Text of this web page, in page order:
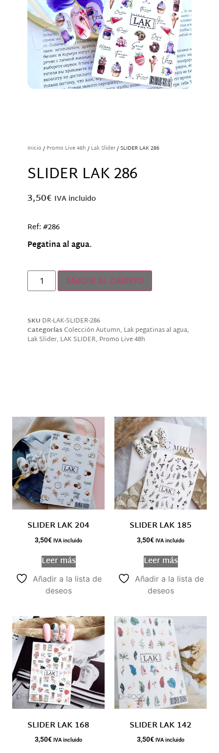
Inicio / Promo Live 48h / Lak Slider/ SLIDER LAK 286
SLIDER LAK 286
3,50€ IVA incluido
Ref: #286
Pegatina al agua.
AÑADIR AL CARRITO
SKU DR-LAK-SLIDER-286
CategoríasColección Autumn, Lak pegatinas al agua,
Lak Slider, LAK SLIDER, Promo Live 48h
SLIDER LAK 204
3,50€ IVA incluido
Leer más
Añadir a la lista de
deseos
SLIDER LAK 185
3,50€ IVA incluido
Leer más
Añadir a la lista de
deseos
SLIDER LAK 168
3,50€ IVA incluido
SLIDER LAK 142
3,50€ IVA incluido